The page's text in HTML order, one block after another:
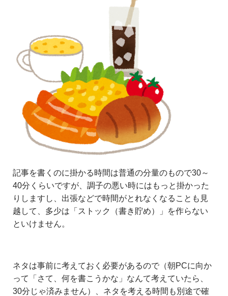
記事を書くのに掛かる時間は普通の分量のもので30～
40分くらいですが、調子の悪い時にはもっと掛かった
りしますし、出張などで時間がとれなくなることも見
越して、多少は「ストック（書き貯め）」を作らない
といけません。
ネタは事前に考えておく必要があるので（朝PCに向か
って「さて、何を書こうかな」なんて考えていたら、
30分じゃ済みません）、ネタを考える時間も別途で確